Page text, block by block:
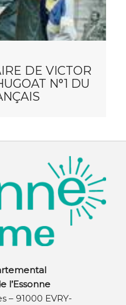
DE VICTOR
N°1 DU
l’Essonne
– 91000 EVRY-